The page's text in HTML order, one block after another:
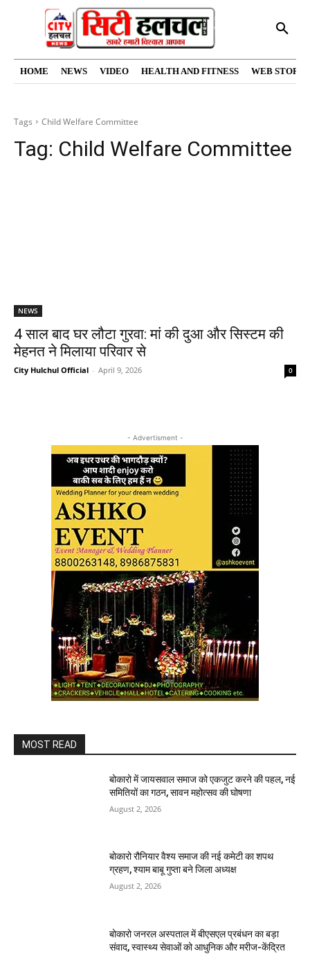
HOME NEWS VIDEO HEALTH AND FITNESS WEB
Tags Child Welfare Committee
Tag: Child Welfare Committee
NEWS
4 साल बाद घर लौटा गुरवा: मां की दुआ और सिस्टम की
मेहनत ने मिलाया परिवार से
City Hulchul Official - April 9, 2026 0
- Advertisment -
MOST READ
बोकारो में जायसवाल समाज को एकजुट करने की पहल, नई
समितियों का गठन, सावन महोत्सव की घोषणा
August 2, 2026
बोकारो रौनियार वैश्य समाज की नई कमेटी का शपथ
ग्रहण, श्याम बाबू गुप्ता बने जिला अध्यक्ष
August 2, 2026
बोकारो जनरल अस्पताल में बीएसएल प्रबंधन का बड़ा
संवाद, स्वास्थ्य सेवाओं को आधुनिक और मरीज-केंद्रित